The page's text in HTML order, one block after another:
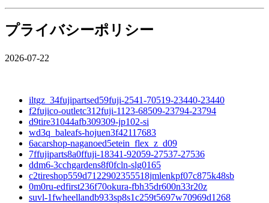
プライバシーポリシー
2026-07-22
iltgz_34fujipartsed59fuji-2541-70519-23440-23440
f2fujico-outletc312fuji-1123-68509-23794-23794
d9tire31044afb309309-jp102-si
wd3q_baleafs-hojuen3f42117683
6acarshop-naganoed5etein_flex_z_d09
7ffujiparts8a0ffuji-18341-92059-27537-27536
ddm6-3cchgardens8f0fcln-slg0165
c2tireshop559d7122902355518jmlenkpf07c875k48sb
0m0ru-edfirst236f70okura-fbh35dr600n33r20z
suvl-1fwheellandb933sp8s1c259t5697w70969d1268